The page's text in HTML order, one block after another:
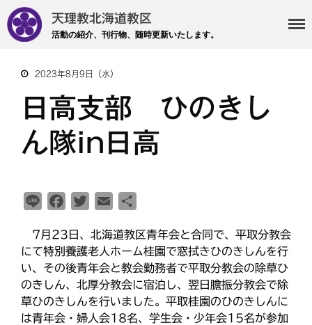
・主事 支部長 各部各会
・布教部
検索
最近の投稿
天理教北海道教区
活動の紹介、刊行物、随時更新いたします。
2023年8月9日（水）
日高支部 ひのきし
ん隊in日高
n
e
c
e
b
o
o
i
t
t
e
r
a
i
l
7月23日、北海道教区青年会と合同で、平取分教会
にて特別養護老人ホーム桂園で窓拭きひのきしんを行
い、その後青年会と教会勤務者で平取分教会の除草ひ
のきしん、北厚分教会に宿泊し、翌日膽振分教会で除
草ひのきしんを行いました。平取桂園のひのきしんに
は青年会・婦人会18名、学生会・少年会15名が参加